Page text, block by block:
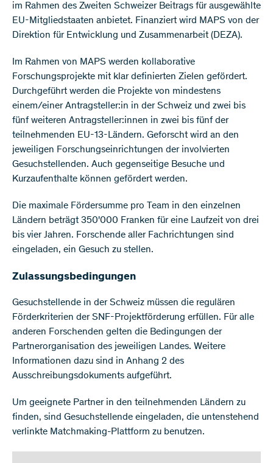
im Rahmen des Zweiten Schweizer Beitrags für ausgewählte
EU-Mitgliedstaaten anbietet. Finanziert wird MAPS von der
Direktion für Entwicklung und Zusammenarbeit (DEZA).
Im Rahmen von MAPS werden kollaborative
Forschungsprojekte mit klar definierten Zielen gefördert.
Durchgeführt werden die Projekte von mindestens
einem/einer Antragsteller:in in der Schweiz und zwei bis
fünf weiteren Antragsteller:innen in zwei bis fünf der
teilnehmenden EU-13-Ländern. Geforscht wird an den
jeweiligen Forschungseinrichtungen der involvierten
Gesuchstellenden. Auch gegenseitige Besuche und
Kurzaufenthalte können gefördert werden.
Die maximale Fördersumme pro Team in den einzelnen
Ländern beträgt 350'000 Franken für eine Laufzeit von drei
bis vier Jahren. Forschende aller Fachrichtungen sind
eingeladen, ein Gesuch zu stellen.
Zulassungsbedingungen
Gesuchstellende in der Schweiz müssen die regulären
Förderkriterien der SNF-Projektförderung erfüllen. Für alle
anderen Forschenden gelten die Bedingungen der
Partnerorganisation des jeweiligen Landes. Weitere
Informationen dazu sind in Anhang 2 des
Ausschreibungsdokuments aufgeführt.
Um geeignete Partner in den teilnehmenden Ländern zu
finden, sind Gesuchstellende eingeladen, die untenstehend
verlinkte Matchmaking-Plattform zu benutzen.